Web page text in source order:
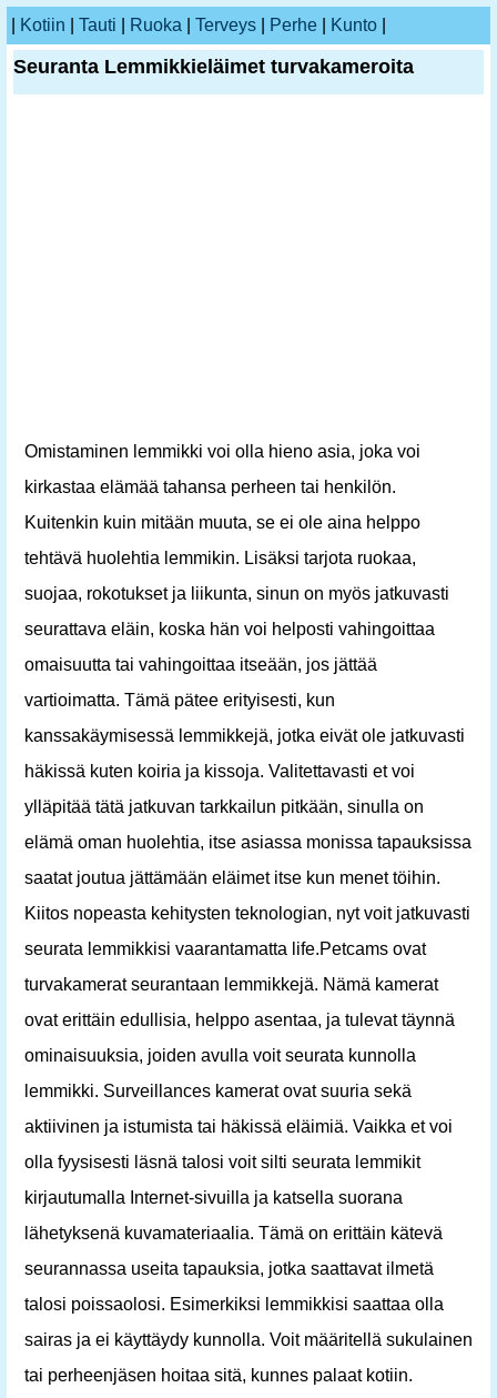
Kotiin Tauti Ruoka Terveys Perhe Kunto
Seuranta Lemmikkieläimet turvakameroita
Omistaminen lemmikki voi olla hieno asia, joka voi
kirkastaa elämää tahansa perheen tai henkilön.
Kuitenkin kuin mitään muuta, se ei ole aina helppo
tehtävä huolehtia lemmikin. Lisäksi tarjota ruokaa,
suojaa, rokotukset ja liikunta, sinun on myös jatkuvasti
seurattava eläin, koska hän voi helposti vahingoittaa
omaisuutta tai vahingoittaa itseään, jos jättää
vartioimatta. Tämä pätee erityisesti, kun
kanssakäymisessä lemmikkejä, jotka eivät ole jatkuvasti
häkissä kuten koiria ja kissoja. Valitettavasti et voi
ylläpitää tätä jatkuvan tarkkailun pitkään, sinulla on
elämä oman huolehtia, itse asiassa monissa tapauksissa
saatat joutua jättämään eläimet itse kun menet töihin.
Kiitos nopeasta kehitysten teknologian, nyt voit jatkuvasti
seurata lemmikkisi vaarantamatta life.Petcams ovat
turvakamerat seurantaan lemmikkejä. Nämä kamerat
ovat erittäin edullisia, helppo asentaa, ja tulevat täynnä
ominaisuuksia, joiden avulla voit seurata kunnolla
lemmikki. Surveillances kamerat ovat suuria sekä
aktiivinen ja istumista tai häkissä eläimiä. Vaikka et voi
olla fyysisesti läsnä talosi voit silti seurata lemmikit
kirjautumalla Internet-sivuilla ja katsella suorana
lähetyksenä kuvamateriaalia. Tämä on erittäin kätevä
seurannassa useita tapauksia, jotka saattavat ilmetä
talosi poissaolosi. Esimerkiksi lemmikkisi saattaa olla
sairas ja ei käyttäydy kunnolla. Voit määritellä sukulainen
tai perheenjäsen hoitaa sitä, kunnes palaat kotiin.